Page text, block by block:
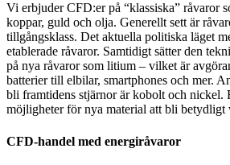
Vi erbjuder CFD:er på “klassiska” råvaror
koppar, guld och olja. Generellt sett är
tillgångsklass. Det aktuella politiska läget
etablerade råvaror. Samtidigt sätter den
på nya råvaror som litium – vilket är
batterier till elbilar, smartphones och mer.
bli framtidens stjärnor är kobolt och nickel.
möjligheter för nya material att bli betydligt
CFD-handel med energiråvaror